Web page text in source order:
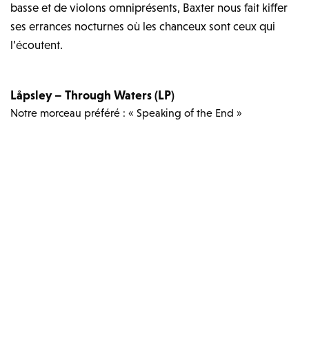
basse et de violons omniprésents, Baxter nous fait kiffer
ses errances nocturnes où les chanceux sont ceux qui
l’écoutent.
Låpsley – Through Waters (LP)
Notre morceau préféré : « Speaking of the End »